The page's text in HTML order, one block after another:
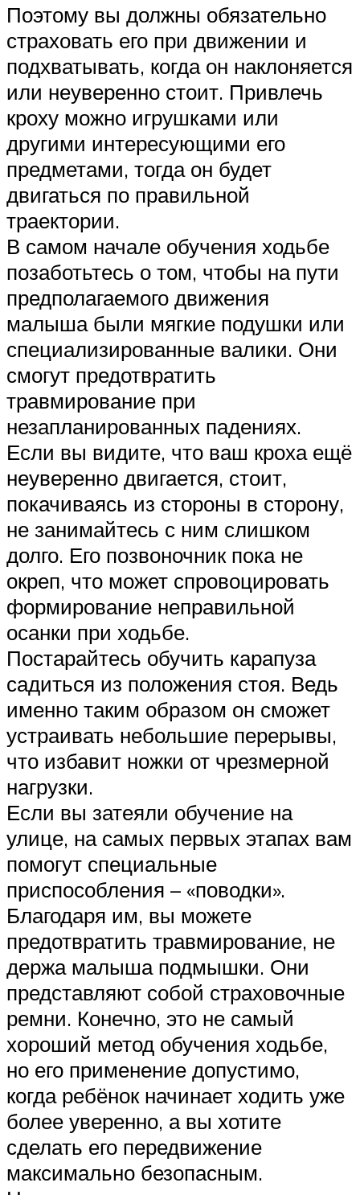
Поэтому вы должны обязательно
страховать его при движении и
подхватывать, когда он наклоняется
или неуверенно стоит. Привлечь
кроху можно игрушками или
другими интересующими его
предметами, тогда он будет
двигаться по правильной
траектории.
В самом начале обучения ходьбе
позаботьтесь о том, чтобы на пути
предполагаемого движения
малыша были мягкие подушки или
специализированные валики. Они
смогут предотвратить
травмирование при
незапланированных падениях.
Если вы видите, что ваш кроха ещё
неуверенно двигается, стоит,
покачиваясь из стороны в сторону,
не занимайтесь с ним слишком
долго. Его позвоночник пока не
окреп, что может спровоцировать
формирование неправильной
осанки при ходьбе.
Постарайтесь обучить карапуза
садиться из положения стоя. Ведь
именно таким образом он сможет
устраивать небольшие перерывы,
что избавит ножки от чрезмерной
нагрузки.
Если вы затеяли обучение на
улице, на самых первых этапах вам
помогут специальные
приспособления – «поводки».
Благодаря им, вы можете
предотвратить травмирование, не
держа малыша подмышки. Они
представляют собой страховочные
ремни. Конечно, это не самый
хороший метод обучения ходьбе,
но его применение допустимо,
когда ребёнок начинает ходить уже
более уверенно, а вы хотите
сделать его передвижение
максимально безопасным.